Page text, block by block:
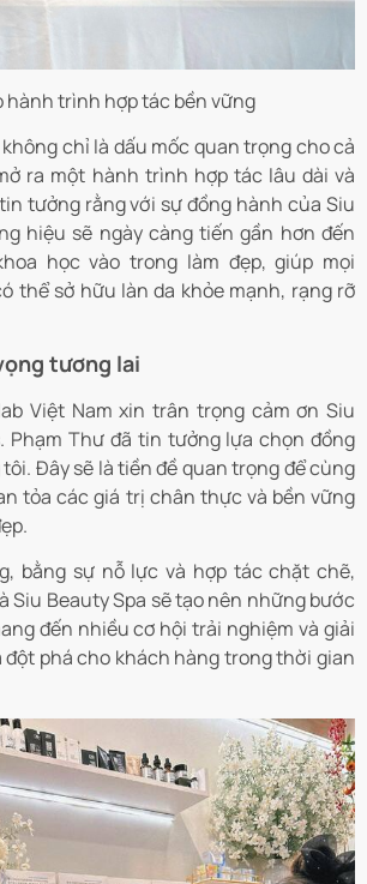
hành trình hợp tác bền vững
chỉ là dấu mốc quan trọng cho cả
ra một hành trình hợp tác lâu dài và
tưởng rằng với sự đồng hành của Siu
hiệu sẽ ngày càng tiến gần hơn đến
học vào trong làm đẹp, giúp mọi
thể sở hữu làn da khỏe mạnh, rạng rỡ
tương lai
Việt Nam xin trân trọng cảm ơn Siu
Phạm Thư đã tin tưởng lựa chọn đồng
Đây sẽ là tiền đề quan trọng để cùng
tỏa các giá trị chân thực và bền vững
bằng sự nỗ lực và hợp tác chặt chẽ,
Siu Beauty Spa sẽ tạo nên những bước
đến nhiều cơ hội trải nghiệm và giải
đột phá cho khách hàng trong thời gian